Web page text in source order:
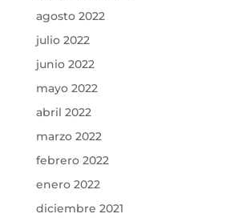
agosto 2022
julio 2022
junio 2022
mayo 2022
abril 2022
marzo 2022
febrero 2022
enero 2022
diciembre 2021